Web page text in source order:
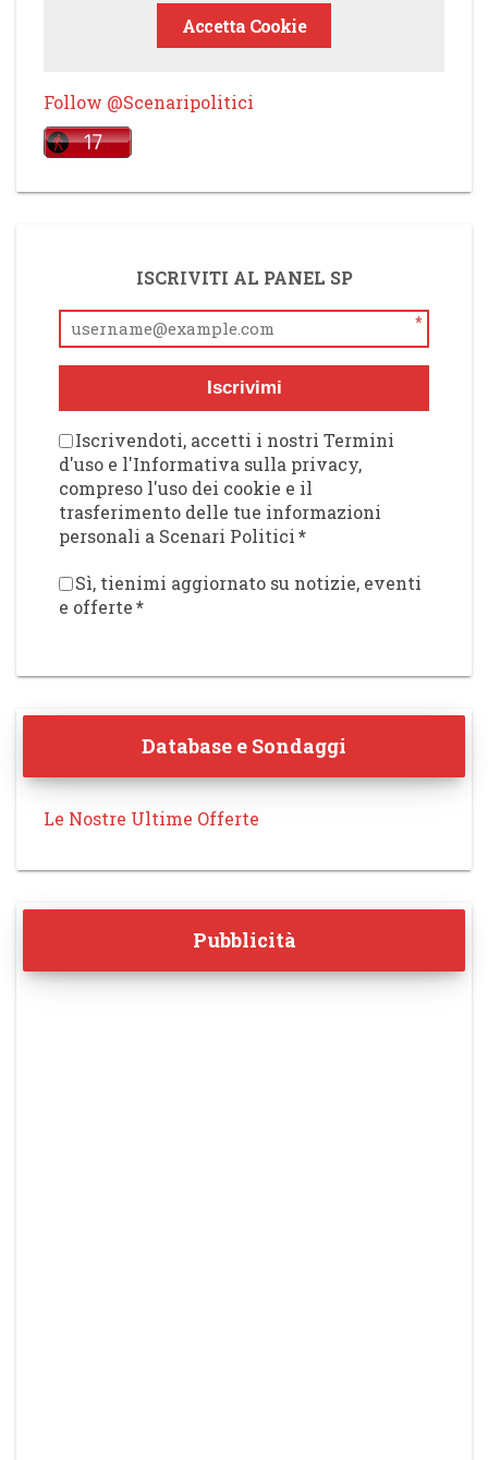
Accetta Cookie
Follow @Scenaripolitici
ISCRIVITI AL PANEL SP
*
Iscrivimi
Iscrivendoti, accetti i nostri Termini
d'uso e l'Informativa sulla privacy,
compreso l'uso dei cookie e il
trasferimento delle tue informazioni
personali a Scenari Politici*
Sì, tienimi aggiornato su notizie, eventi
e offerte*
Database e Sondaggi
Le Nostre Ultime Offerte
Pubblicità